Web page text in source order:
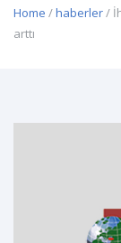
Home /haberler/
arttı